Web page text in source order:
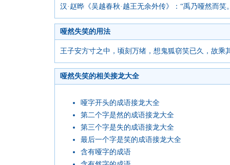
汉·赵晔《吴越春秋·越王无余外传》：“禹乃哑然而笑
哑然失笑的用法
王子安方寸之中，顷刻万绪，想鬼狐窃笑已久，故
哑然失笑的相关接龙大全
哑字开头的成语接龙大全
第二个字是然的成语接龙大全
第三个字是失的成语接龙大全
最后一个字是笑的成语接龙大全
含有哑字的成语